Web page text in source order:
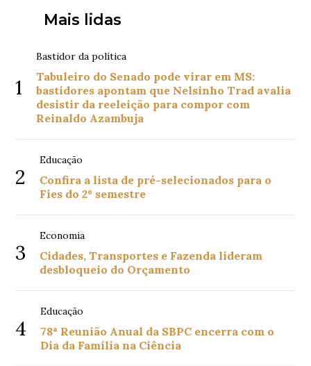
Mais lidas
1
Bastidor da política
Tabuleiro do Senado pode virar em MS:
bastidores apontam que Nelsinho Trad avalia
desistir da reeleição para compor com
Reinaldo Azambuja
2
Educação
Confira a lista de pré-selecionados para o
Fies do 2º semestre
3
Economia
Cidades, Transportes e Fazenda lideram
desbloqueio do Orçamento
4
Educação
78ª Reunião Anual da SBPC encerra com o
Dia da Família na Ciência